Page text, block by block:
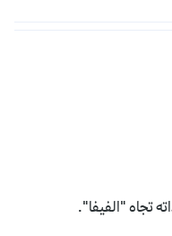
تجاه "الفيفا".